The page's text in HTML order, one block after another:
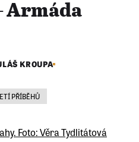
Armáda
KROUPA
PŘÍBĚHŮ